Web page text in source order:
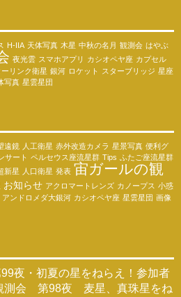
H-IIA 天体写真 木星 中秋の名月 観測会 はやぶ
夜光雲 スマホアプリ カシオペヤ座 カプセル
ーリンク衛星 銀河 ロケット スターブリッジ 星座
写真 星雲星団
遠鏡 人工衛星 赤外改造カメラ 星景写真 便利グ
サート ペルセウス座流星群 Tips ふたご座流星群
新星 人口衛星 発表 宙ガールの観
お知らせ アクロマートレンズ カノープス 小惑
アンドロメダ大銀河 カシオペヤ座 星雲星団 画像
夜・初夏の星をねらえ！参加者
測会 第98夜 麦星、真珠星をね